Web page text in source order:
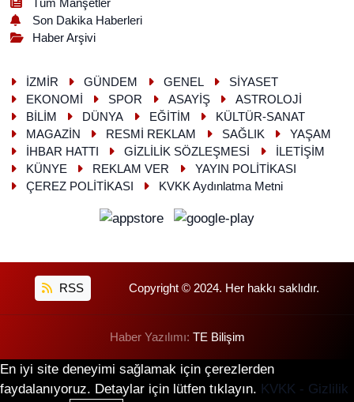
Tüm Manşetler
Son Dakika Haberleri
Haber Arşivi
İZMİR GÜNDEM GENEL
SİYASET
EKONOMİ
SPOR ASAYİŞ
ASTROLOJİ
BİLİM
DÜNYA EĞİTİM
KÜLTÜR-SANAT
MAGAZİN
RESMİ REKLAM SAĞLIK
YAŞAM
İHBAR HATTI
GİZLİLİK SÖZLEŞMESİ
İLETİŞİM
KÜNYE
REKLAM VER
YAYIN POLİTİKASI
ÇEREZ POLİTİKASI
KVKK Aydınlatma Metni
RSS Copyright © 2024. Her hakkı saklıdır.
Haber Yazılımı: TE Bilişim
En iyi site deneyimi sağlamak için çerezlerden
faydalanıyoruz. Detaylar için lütfen tıklayın. KVKK - Gizlilik